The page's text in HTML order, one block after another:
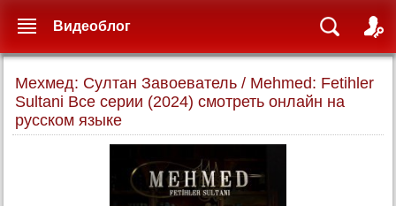
Мехмед: Султан Завоеватель / Mehmed: Fetihler
Sultani Все серии (2024) смотреть онлайн на
русском языке
Видеоблог